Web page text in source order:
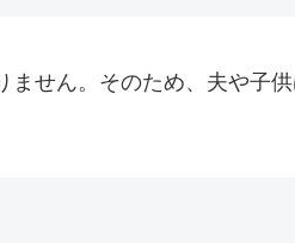
せん。そのため、夫や子供